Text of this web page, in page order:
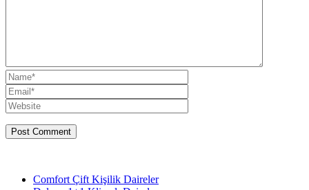
Comfort Çift Kişilik Daireler